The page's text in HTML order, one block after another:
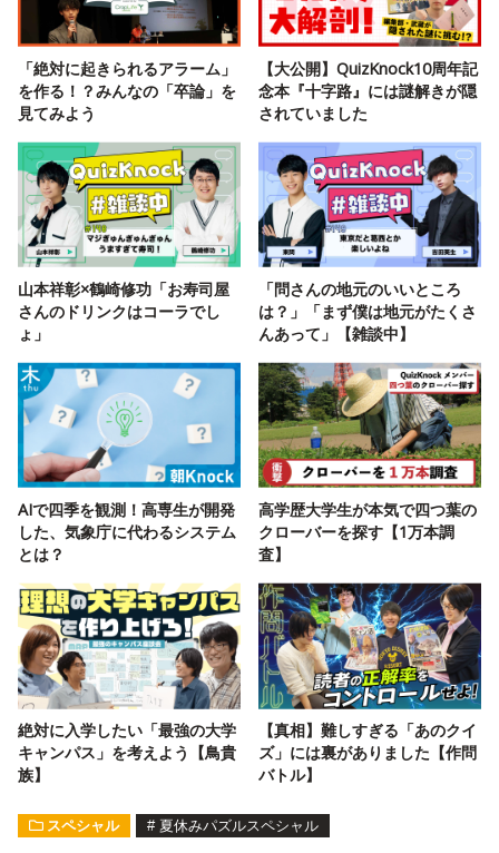
「絶対に起きられるアラーム」
を作る！？みんなの「卒論」を
見てみよう
【大公開】QuizKnock10周年記
念本『十字路』には謎解きが隠
されていました
山本祥彰×鶴崎修功「お寿司屋
さんのドリンクはコーラでし
ょ」
「問さんの地元のいいところ
は？」「まず僕は地元がたくさ
んあって」【雑談中】
AIで四季を観測！高専生が開発
した、気象庁に代わるシステム
とは？
高学歴大学生が本気で四つ葉の
クローバーを探す【1万本調
査】
絶対に入学したい「最強の大学
キャンパス」を考えよう【鳥貴
族】
【真相】難しすぎる「あのクイ
ズ」には裏がありました【作問
バトル】
スペシャル # 夏休みパズルスペシャル